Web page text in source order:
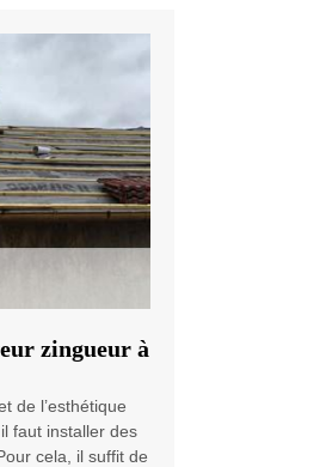
zingueur à
de l’esthétique
faut installer des
cela, il suffit de